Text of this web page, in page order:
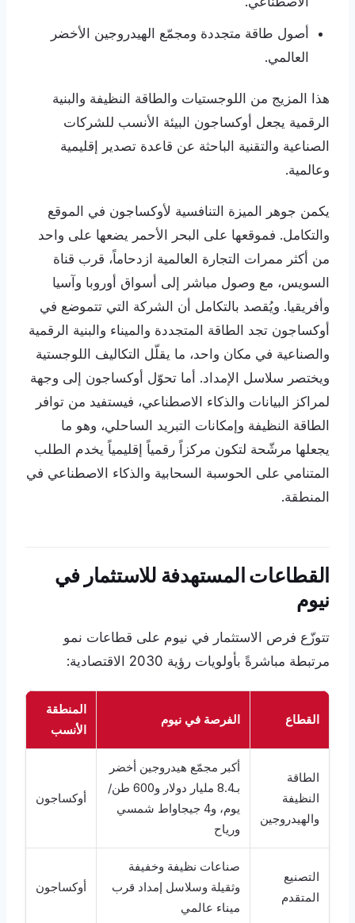
أصول طاقة متجددة ومجمّع الهيدروجين الأخضر
العالمي.
هذا المزيج من اللوجستيات والطاقة النظيفة والبنية
الرقمية يجعل أوكساجون البيئة الأنسب للشركات
الصناعية والتقنية الباحثة عن قاعدة تصدير إقليمية
وعالمية.
يكمن جوهر الميزة التنافسية لأوكساجون في الموقع
والتكامل. فموقعها على البحر الأحمر يضعها على واحد
من أكثر ممرات التجارة العالمية ازدحاماً، قرب قناة
السويس، مع وصول مباشر إلى أسواق أوروبا وآسيا
وأفريقيا. ويُقصد بالتكامل أن الشركة التي تتموضع في
أوكساجون تجد الطاقة المتجددة والميناء والبنية الرقمية
والصناعية في مكان واحد، ما يقلّل التكاليف اللوجستية
ويختصر سلاسل الإمداد. أما تحوّل أوكساجون إلى وجهة
لمراكز البيانات والذكاء الاصطناعي، فيستفيد من توافر
الطاقة النظيفة وإمكانات التبريد الساحلي، وهو ما
يجعلها مرشّحة لتكون مركزاً رقمياً إقليمياً يخدم الطلب
المتنامي على الحوسبة السحابية والذكاء الاصطناعي في
المنطقة.
القطاعات المستهدفة للاستثمار في
نيوم
تتوزّع فرص الاستثمار في نيوم على قطاعات نمو
مرتبطة مباشرةً بأولويات رؤية 2030 الاقتصادية:
القطاع الفرصة في نيوم
المنطقة
الأنسب
الطاقة
النظيفة
والهيدروجين
أكبر مجمّع هيدروجين أخضر
بـ8.4 مليار دولار و600 طن/
يوم، و4 جيجاواط شمسي
ورياح
أوكساجون
التصنيع
المتقدم
صناعات نظيفة وخفيفة
وثقيلة وسلاسل إمداد قرب
ميناء عالمي
أوكساجون